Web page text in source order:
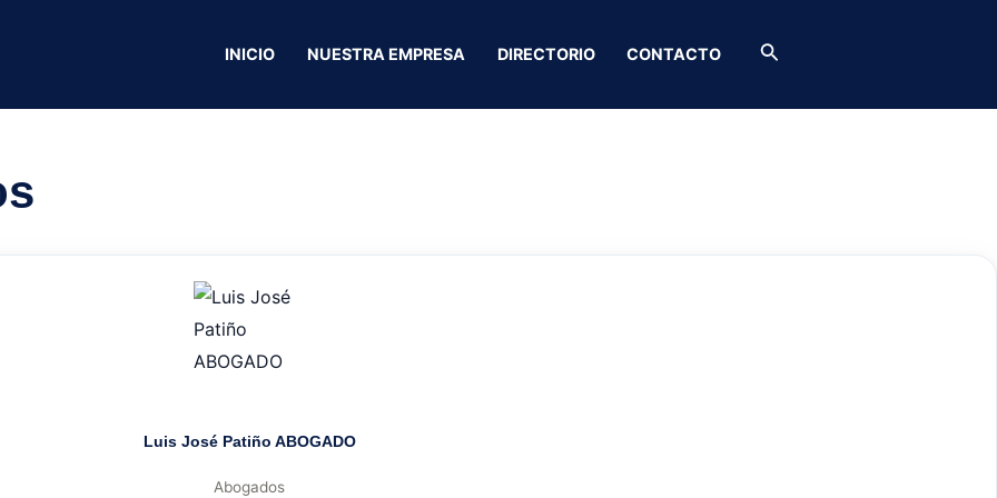
INICIO NUESTRA EMPRESA DIRECTORIO CONTACTO Buscar
Numar Motos
Luis José Patiño ABOGADO
Abogados